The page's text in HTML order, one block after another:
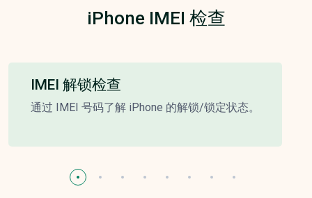
iPhone IMEI 检查
IMEI 解锁检查
通过 IMEI 号码了解 iPhone 的解锁/锁定状态。